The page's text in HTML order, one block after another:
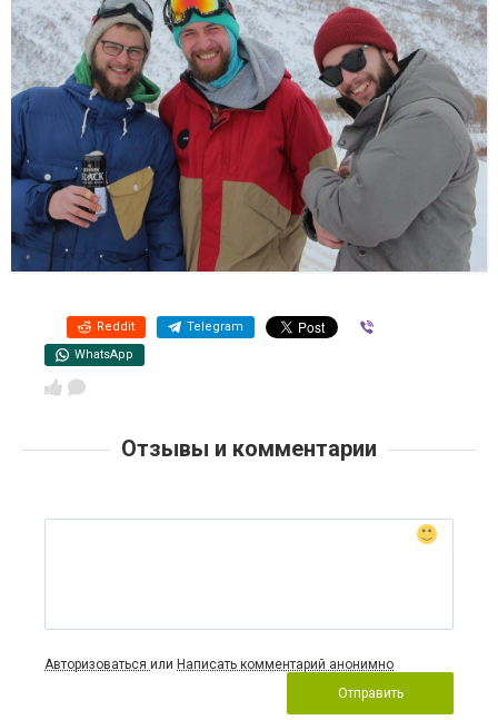
Reddit Telegram
WhatsApp
Отзывы и комментарии
Авторизоваться или Написать комментарий анонимно
Отправить